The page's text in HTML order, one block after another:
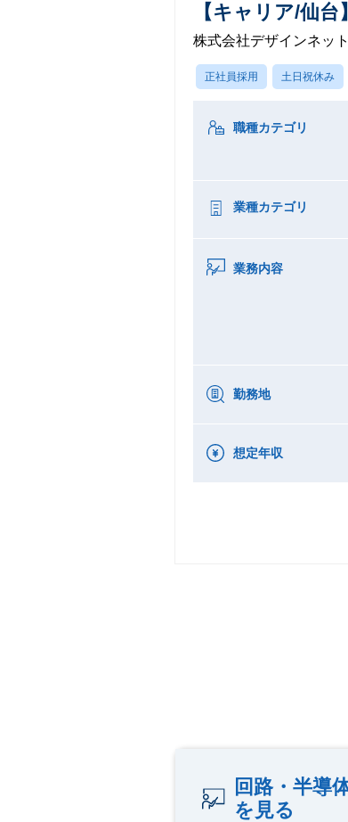
【キャリア/仙
株式会社デザインネッ
正社員採用 土日祝休み
職種カテゴリ
業種カテゴリ
業務内容
勤務地
想定年収
回路・半導
を見る